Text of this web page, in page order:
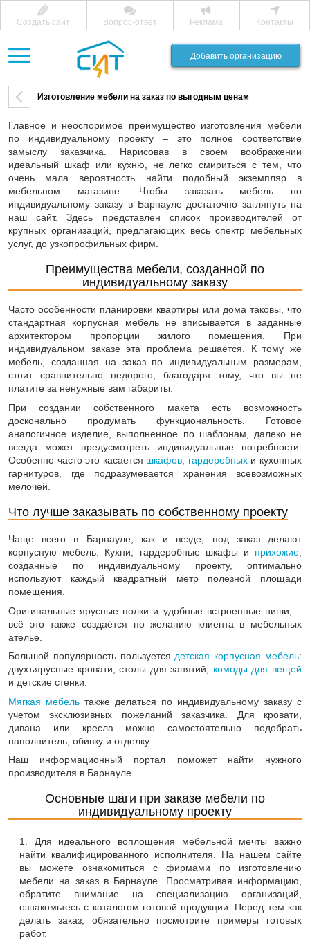
Создать сайт Вопрос-ответ Реклама Контакты
Добавить организацию
Изготовление мебели на заказ по выгодным ценам
Главное и неоспоримое преимущество изготовления мебели
по индивидуальному проекту – это полное соответствие
замыслу заказчика. Нарисовав в своём воображении
идеальный шкаф или кухню, не легко смириться с тем, что
очень мала вероятность найти подобный экземпляр в
мебельном магазине. Чтобы заказать мебель по
индивидуальному заказу в Барнауле достаточно заглянуть на
наш сайт. Здесь представлен список производителей от
крупных организаций, предлагающих весь спектр мебельных
услуг, до узкопрофильных фирм.
Преимущества мебели, созданной по
индивидуальному заказу
Часто особенности планировки квартиры или дома таковы, что
стандартная корпусная мебель не вписывается в заданные
архитектором пропорции жилого помещения. При
индивидуальном заказе эта проблема решается. К тому же
мебель, созданная на заказ по индивидуальным размерам,
стоит сравнительно недорого, благодаря тому, что вы не
платите за ненужные вам габариты.
При создании собственного макета есть возможность
досконально продумать функциональность. Готовое
аналогичное изделие, выполненное по шаблонам, далеко не
всегда может предусмотреть индивидуальные потребности.
Особенно часто это касается шкафов гардеробныхи кухонных
гарнитуров, где подразумевается хранения всевозможных
мелочей.
Что лучше заказывать по собственному проекту
Чаще всего в Барнауле, как и везде, под заказ делают
корпусную мебель. Кухни, гардеробные шкафы и прихожие,
созданные по индивидуальному проекту, оптимально
используют каждый квадратный метр полезной площади
помещения.
Оригинальные ярусные полки и удобные встроенные ниши, –
всё это также создаётся по желанию клиента в мебельных
ателье.
Большой популярность пользуется детская корпусная мебель:
двухъярусные кровати, столы для занятий, комоды для вещей
и детские стенки.
Мягкая мебель также делаться по индивидуальному заказу с
учетом эксклюзивных пожеланий заказчика. Для кровати,
дивана или кресла можно самостоятельно подобрать
наполнитель, обивку и отделку.
Наш информационный портал поможет найти нужного
производителя в Барнауле.
Основные шаги при заказе мебели по
индивидуальному проекту
Для идеального воплощения мебельной мечты важно
найти квалифицированного исполнителя. На нашем сайте
вы можете ознакомиться с фирмами по изготовлению
мебели на заказ в Барнауле. Просматривая информацию,
обратите внимание на специализацию организаций,
ознакомьтесь с каталогом готовой продукции. Перед тем как
делать заказ, обязательно посмотрите примеры готовых
работ.